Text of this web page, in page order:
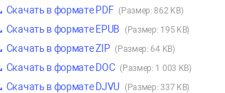
Скачать в формате PDF (Размер: 862 KB)
Скачать в формате EPUB (Размер: 195 KB)
Скачать в формате ZIP (Размер: 64 KB)
Скачать в формате DOC (Размер: 1 003 KB)
Скачать в формате DJVU (Размер: 337 KB)